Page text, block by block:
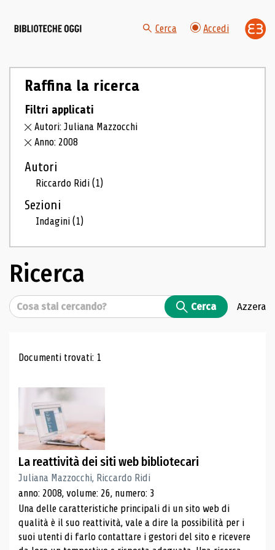
Cerca Accedi
Raffina la ricerca
Filtri applicati
Autori: Juliana Mazzocchi
Anno: 2008
Autori
Riccardo Ridi(1)
Sezioni
Indagini(1)
Ricerca
Cerca Cerca Azzera
Risultati di ricerca
Documenti trovati: 1
La reattività dei siti web bibliotecari
Juliana Mazzocchi, Riccardo Ridi
anno: 2008, volume: 26, numero: 3
Una delle caratteristiche principali di un sito web di
qualità è il suo reattività, vale a dire la possibilità per i
suoi utenti di farlo contattare i gestori del sito e ricevere